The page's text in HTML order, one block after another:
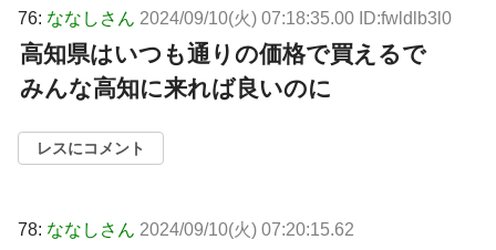
76: ななしさん 2024/09/10(火) 07:18:35.00 ID:fwldlb3l0
高知県はいつも通りの価格で買えるで
みんな高知に来れば良いのに
レスにコメント
78: ななしさん 2024/09/10(火) 07:20:15.62